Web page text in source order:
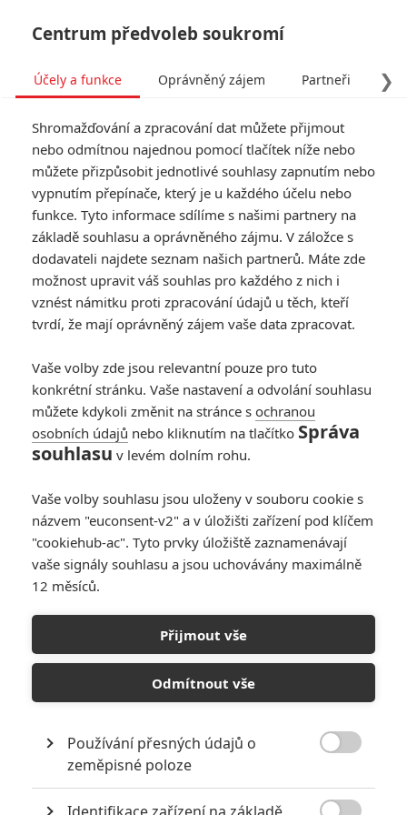
The Catch: Emma Stone a
Chris Pine budou randit v
nové komedii
Napsal:Petr Slavík - (Anarvin), 05.03.2026 14:49
Lionsgate
Zobrazit další 1 obrázek
Kapitán Kirk a oscarová královna svérázných rolí míří do
nové romantické komedie.
Amazing Spider-Man, La La Land,
oholenou hlavu, je unesená a podezřelá z toho, že na Zemi
vede mimozemskou invazi. Napříště ji snad čeká poněkud
poklidnější role.
Centrum předvoleb soukromí
❯
Účely a funkce Oprávněný zájem Partneři
Shromažďování a zpracování dat můžete přijmout
nebo odmítnou najednou pomocí tlačítek níže nebo
můžete přizpůsobit jednotlivé souhlasy zapnutím nebo
vypnutím přepínače, který je u každého účelu nebo
funkce. Tyto informace sdílíme s našimi partnery na
základě souhlasu a oprávněného zájmu. V záložce s
dodavateli najdete seznam našich partnerů. Máte zde
možnost upravit váš souhlas pro každého z nich i
vznést námitku proti zpracování údajů u těch, kteří
tvrdí, že mají oprávněný zájem vaše data zpracovat.
Vaše volby zde jsou relevantní pouze pro tuto
konkrétní stránku. Vaše nastavení a odvolání souhlasu
můžete kdykoli změnit na stránce s ochranou
osobních údajů nebo kliknutím na tlačítko Správa
souhlasu v levém dolním rohu.
Vaše volby souhlasu jsou uloženy v souboru cookie s
názvem "euconsent-v2" a v úložišti zařízení pod klíčem
"cookiehub-ac". Tyto prvky úložiště zaznamenávají
vaše signály souhlasu a jsou uchovávány maximálně
12 měsíců.
Přijmout vše
Odmítnout vše
Používání přesných údajů o
zeměpisné poloze